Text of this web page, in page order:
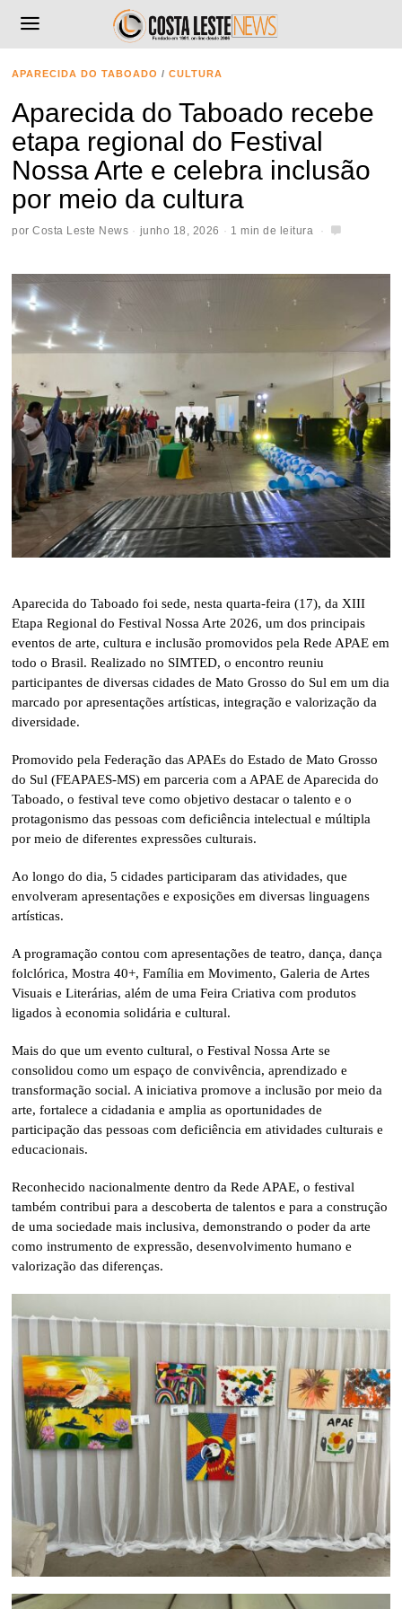
APARECIDA DO TABOADO / CULTURA
Aparecida do Taboado recebe
etapa regional do Festival
Nossa Arte e celebra inclusão
por meio da cultura
porCosta Leste News junho 18, 2026 1 min de leitura
Aparecida do Taboado foi sede, nesta quarta-feira (17), da XIII
Etapa Regional do Festival Nossa Arte 2026, um dos principais
eventos de arte, cultura e inclusão promovidos pela Rede APAE em
todo o Brasil. Realizado no SIMTED, o encontro reuniu
participantes de diversas cidades de Mato Grosso do Sul em um dia
marcado por apresentações artísticas, integração e valorização da
diversidade.
Promovido pela Federação das APAEs do Estado de Mato Grosso
do Sul (FEAPAES-MS) em parceria com a APAE de Aparecida do
Taboado, o festival teve como objetivo destacar o talento e o
protagonismo das pessoas com deficiência intelectual e múltipla
por meio de diferentes expressões culturais.
Ao longo do dia, 5 cidades participaram das atividades, que
envolveram apresentações e exposições em diversas linguagens
artísticas.
A programação contou com apresentações de teatro, dança, dança
folclórica, Mostra 40+, Família em Movimento, Galeria de Artes
Visuais e Literárias, além de uma Feira Criativa com produtos
ligados à economia solidária e cultural.
Mais do que um evento cultural, o Festival Nossa Arte se
consolidou como um espaço de convivência, aprendizado e
transformação social. A iniciativa promove a inclusão por meio da
arte, fortalece a cidadania e amplia as oportunidades de
participação das pessoas com deficiência em atividades culturais e
educacionais.
Reconhecido nacionalmente dentro da Rede APAE, o festival
também contribui para a descoberta de talentos e para a construção
de uma sociedade mais inclusiva, demonstrando o poder da arte
como instrumento de expressão, desenvolvimento humano e
valorização das diferenças.